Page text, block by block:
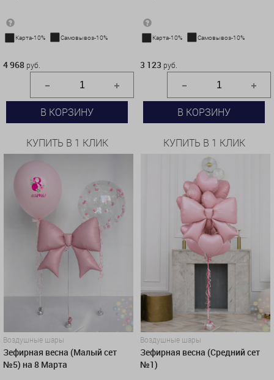
Карта-10% Самовывоз-10%
4 968 руб.
В КОРЗИНУ
КУПИТЬ В 1 КЛИК
Карта-10% Самовывоз-10%
3 123 руб.
В КОРЗИНУ
КУПИТЬ В 1 КЛИК
Воздушные шары
Зефирная весна (Малый сет
№5) на 8 Марта
Воздушные шары
Зефирная весна (Средний сет
№1)